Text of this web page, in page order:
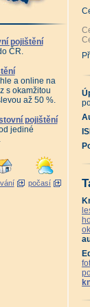
pojištění
ČR.
a online na
s okamžitou
až 50 %.
pojištění
jediné
počasí
O